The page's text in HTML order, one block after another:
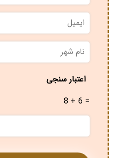
ایمیل
نام
شهر *
اعتبار سنجی
8 + 6 =